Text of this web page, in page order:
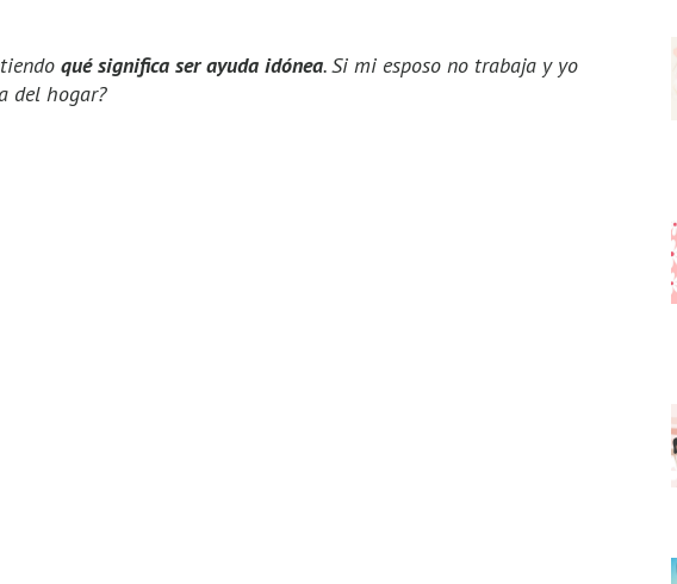
qué significa ser ayuda idónea. Si mi esposo no trabaja y yo
del hogar?